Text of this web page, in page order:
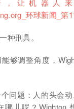
种刑具。
够调整角度，
问题：人的头会
哪儿呢？Wighton